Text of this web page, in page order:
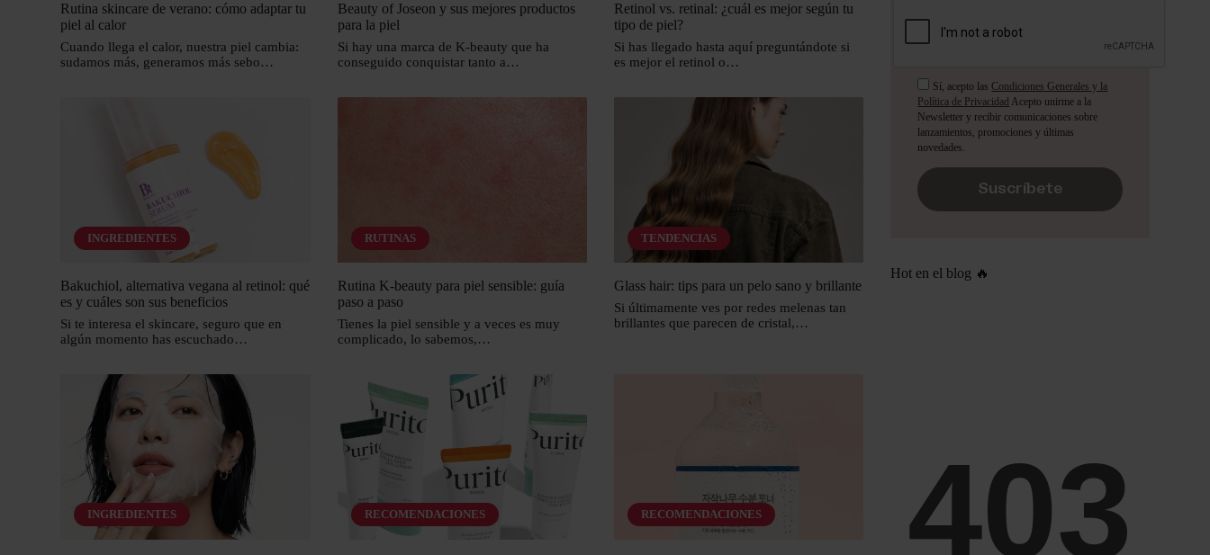
Rutina skincare de verano: cómo adaptar tu
piel al calor
Cuando llega el calor, nuestra piel cambia:
sudamos más, generamos más sebo…
Beauty of Joseon y sus mejores productos
para la piel
Si hay una marca de K-beauty que ha
conseguido conquistar tanto a…
Retinol vs. retinal: ¿cuál es mejor según tu
tipo de piel?
Si has llegado hasta aquí preguntándote si
es mejor el retinol o…
INGREDIENTES
Bakuchiol, alternativa vegana al retinol: qué
es y cuáles son sus beneficios
Si te interesa el skincare, seguro que en
algún momento has escuchado…
RUTINAS
Rutina K-beauty para piel sensible: guía
paso a paso
Tienes la piel sensible y a veces es muy
complicado, lo sabemos,…
TENDENCIAS
Glass hair: tips para un pelo sano y brillante
Si últimamente ves por redes melenas tan
brillantes que parecen de cristal,…
INGREDIENTES RECOMENDACIONES RECOMENDACIONES
Sí, acepto lasCondiciones Generales y la
Política de Privacidad Acepto unirme a la
Newsletter y recibir comunicaciones sobre
lanzamientos, promociones y últimas
novedades.
Suscríbete
Hot en el blog 🔥